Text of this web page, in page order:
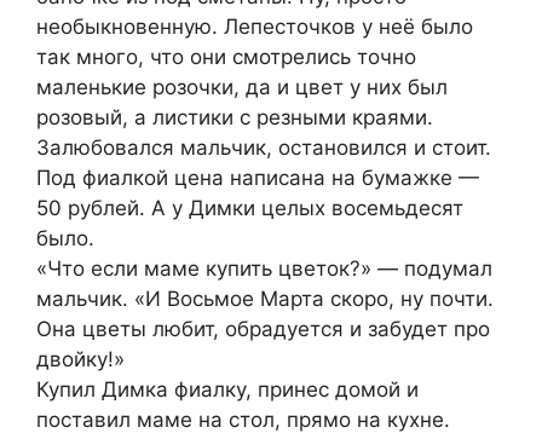
необыкновенную. Лепесточков у неё было
так много, что они смотрелись точно
маленькие розочки, да и цвет у них был
розовый, а листики с резными краями.
Залюбовался мальчик, остановился и стоит.
Под фиалкой цена написана на бумажке —
50 рублей. А у Димки целых восемьдесят
было.
«Что если маме купить цветок?» — подумал
мальчик. «И Восьмое Марта скоро, ну почти.
Она цветы любит, обрадуется и забудет про
двойку!»
Купил Димка фиалку, принес домой и
поставил маме на стол, прямо на кухне.